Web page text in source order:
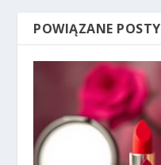
POWIĄZANE POSTY